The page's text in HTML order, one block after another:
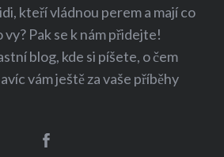
kteří vládnou perem a mají co
vy? Pak se k nám přidejte!
blog, kde si píšete, o čem
vám ještě za vaše příběhy